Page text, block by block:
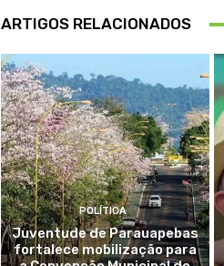
ARTIGOS RELACIONADOS
POLÍTICA
Juventude de Parauapebas
fortalece mobilização para